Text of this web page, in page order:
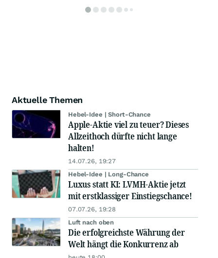
Aktuelle Themen
Hebel-Idee | Short-Chance
Apple-Aktie viel zu teuer? Dieses
Allzeithoch dürfte nicht lange
halten!
14.07.26, 19:27
Hebel-Idee | Long-Chance
Luxus statt KI: LVMH-Aktie jetzt
mit erstklassiger Einstiegschance!
07.07.26, 19:28
Luft nach oben
Die erfolgreichste Währung der
Welt hängt die Konkurrenz ab